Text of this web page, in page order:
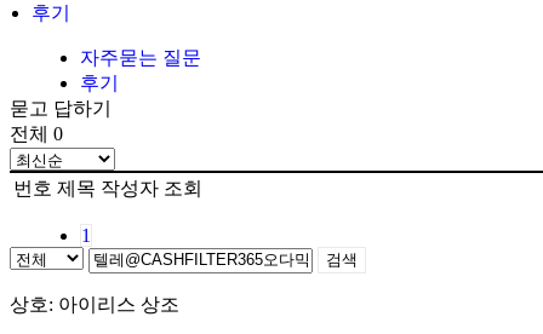
후기
자주묻는 질문
후기
묻고 답하기
전체 0
번호 제목 작성자 조회
1
검색
상호: 아이리스 상조